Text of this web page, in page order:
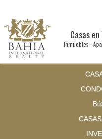
Casas
Inmuebles -